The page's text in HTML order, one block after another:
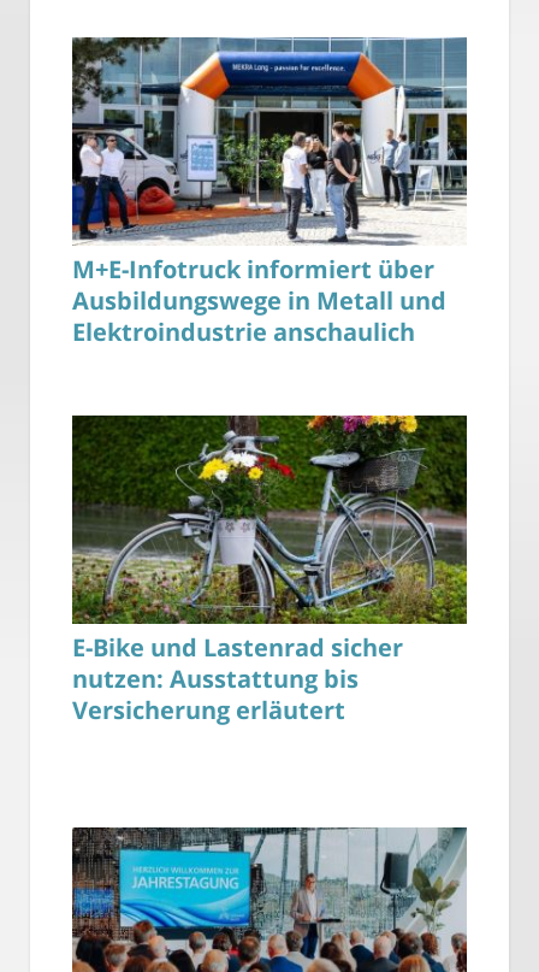
M+E-Infotruck informiert über
Ausbildungswege in Metall und
Elektroindustrie anschaulich
E-Bike und Lastenrad sicher
nutzen: Ausstattung bis
Versicherung erläutert